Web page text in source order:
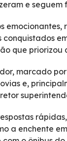
e
conquistados
que
marcado
e,
a enchente